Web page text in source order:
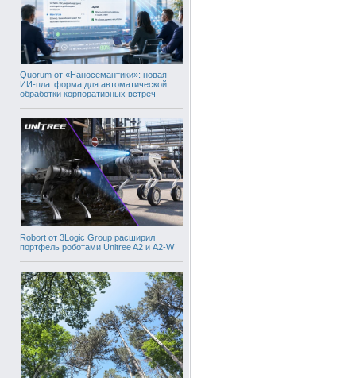
Quorum от «Наносемантики»: новая
ИИ-платформа для автоматической
обработки корпоративных встреч
Robort от 3Logic Group расширил
портфель роботами Unitree A2 и A2-W